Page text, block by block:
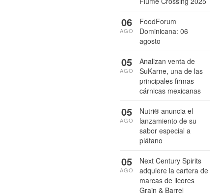
FoodForum
Dominicana: 06
agosto
06
AGO
Analizan venta de
SuKarne, una de las
principales firmas
cárnicas mexicanas
05
AGO
Nutri® anuncia el
lanzamiento de su
sabor especial a
plátano
05
AGO
Next Century Spirits
adquiere la cartera de
marcas de licores
Grain & Barrel
05
AGO